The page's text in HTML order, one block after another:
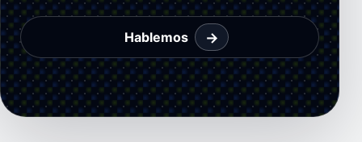
Hablemos →